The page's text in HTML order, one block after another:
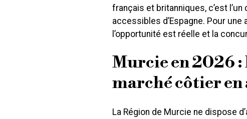
français et britanniques, c’est
accessibles d’Espagne. Pour
l’opportunité est réelle et la
Murcie en 2026
marché côtier
La Région de Murcie ne dispose